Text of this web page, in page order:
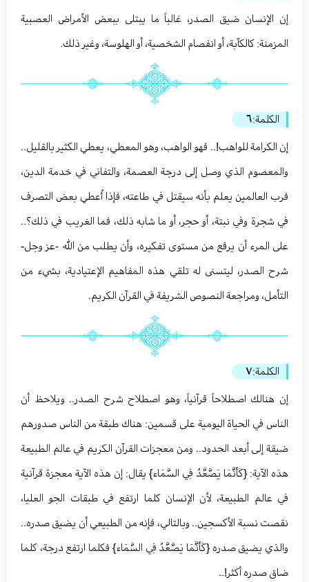
إن الإنسان ضيق الصدر، غالباً ما يبتلى ببعض الأمراض العصبية
المزمنة: كالكآبة، أو انفصام الشخصية، أو الهلوسة، وغير ذلك.
الكلمة:٦
إن الكرامة للواهب!.. فهو الواهب، وهو المعطي، يعطي الكثير بالقليل..
والمعصوم الذي وصل إلى درجة العصمة، والتفاني في خدمة الدين،
فرب العالمين يعلم بأنه سيقتل في طاعته، فإذا أُعطي بعض التصرف
في شجرة وفي نبتة، أو حجر، أو ما شابه ذلك، فما الغريب في ذلك؟..
على المرء أن يرفع من مستوى تفكيره، وأن يطلب من الله -عز وجل-
شرح الصدر، ليتسنى له تلقي هذه المفاهيم الإعتيادية، بشيء من
التأمل، ومراجعة النصوص الشريفة في القرآن الكريم.
الكلمة:٧
إن هنالك اصطلاحاً قرآنياً، وهو اصطلاح شرح الصدر.. ويلاحظ أن
الناس في الحياة اليومية على قسمين: هناك طبقة من الناس صدورهم
ضيقة إلى أبعد الحدود.. ومن معجزات القرآن الكريم في عالم الطبيعة
هذه الآية: {كَأَنَّمَا يَصَّعَّدُ فِي السَّمَاء} يقال: إن هذه الآية معجزة قرآنية
في عالم الطبيعة، لأن الإنسان كلما ارتفع في طبقات الجو العليا،
نقصت نسبة الأكسجين.. وبالتالي، فإنه من الطبيعي أن يضيق صدره..
والذي يضيق صدره {كَأَنَّمَا يَصَّعَّدُ فِي السَّمَاء} فكلما ارتفع درجة، كلما
ضاق صدره أكثر!..